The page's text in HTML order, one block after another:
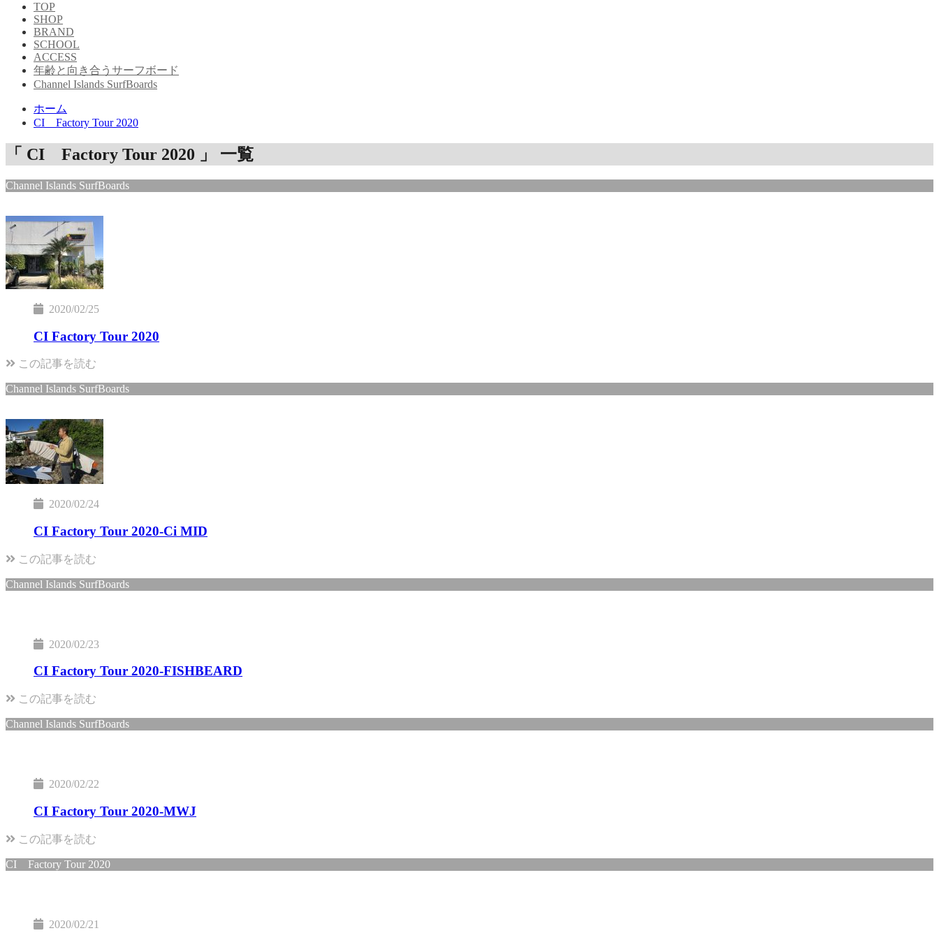
TOP
SHOP
BRAND
SCHOOL
ACCESS
年齢と向き合うサーフボード
Channel Islands SurfBoards
ホーム
CI Factory Tour 2020
「 CI Factory Tour 2020 」 一覧
Channel Islands SurfBoards
2020/02/25
CI Factory Tour 2020
この記事を読む
Channel Islands SurfBoards
2020/02/24
CI Factory Tour 2020-Ci MID
この記事を読む
Channel Islands SurfBoards
2020/02/23
CI Factory Tour 2020-FISHBEARD
この記事を読む
Channel Islands SurfBoards
2020/02/22
CI Factory Tour 2020-MWJ
この記事を読む
CI Factory Tour 2020
2020/02/21